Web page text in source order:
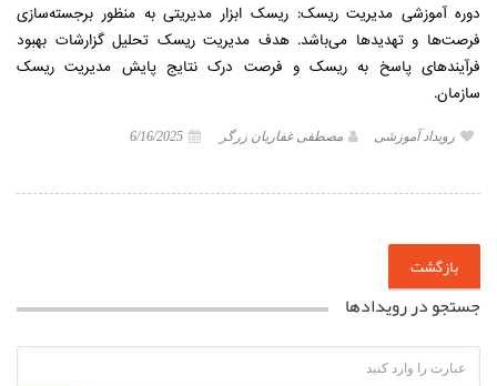
دوره آموزشی مدیریت ریسک: ریسک ابزار مدیریتی به منظور برجسته‌سازی
فرصت‌ها و تهدیدها می‌باشد. هدف مدیریت ریسک تحلیل گزارشات بهبود
فرآیندهای پاسخ به ریسک و فرصت درک نتایج پایش مدیریت ریسک
سازمان.
مصطفی غفاریان زرگر 6/16/2025 رویداد آموزشی
بازگشت
جستجو در رویدادها